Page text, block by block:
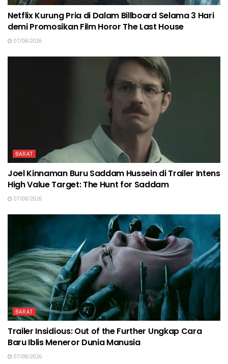
Netflix Kurung Pria di Dalam Billboard Selama 3 Hari
demi Promosikan Film Horor The Last House
07/08/2026
BARAT
Joel Kinnaman Buru Saddam Hussein di Trailer Intens
High Value Target: The Hunt for Saddam
07/08/2026
BARAT
Trailer Insidious: Out of the Further Ungkap Cara
Baru Iblis Meneror Dunia Manusia
07/08/2026